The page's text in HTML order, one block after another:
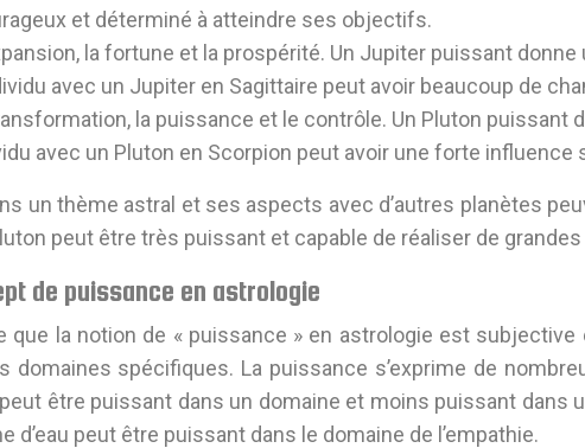
et déterminé à atteindre ses objectifs.
la fortune et la prospérité. Un Jupiter puissant
avec un Jupiter en Sagittaire peut avoir beaucoup de
la puissance et le contrôle. Un Pluton
avec un Pluton en Scorpion peut avoir une forte
un thème astral et ses aspects avec d’autres planètes
peut être très puissant et capable de réaliser de
de puissance en astrologie
que la notion de « puissance » en astrologie est
domaines spécifiques. La puissance s’exprime de
être puissant dans un domaine et moins puissant
d’eau peut être puissant dans le domaine de l’empathie.